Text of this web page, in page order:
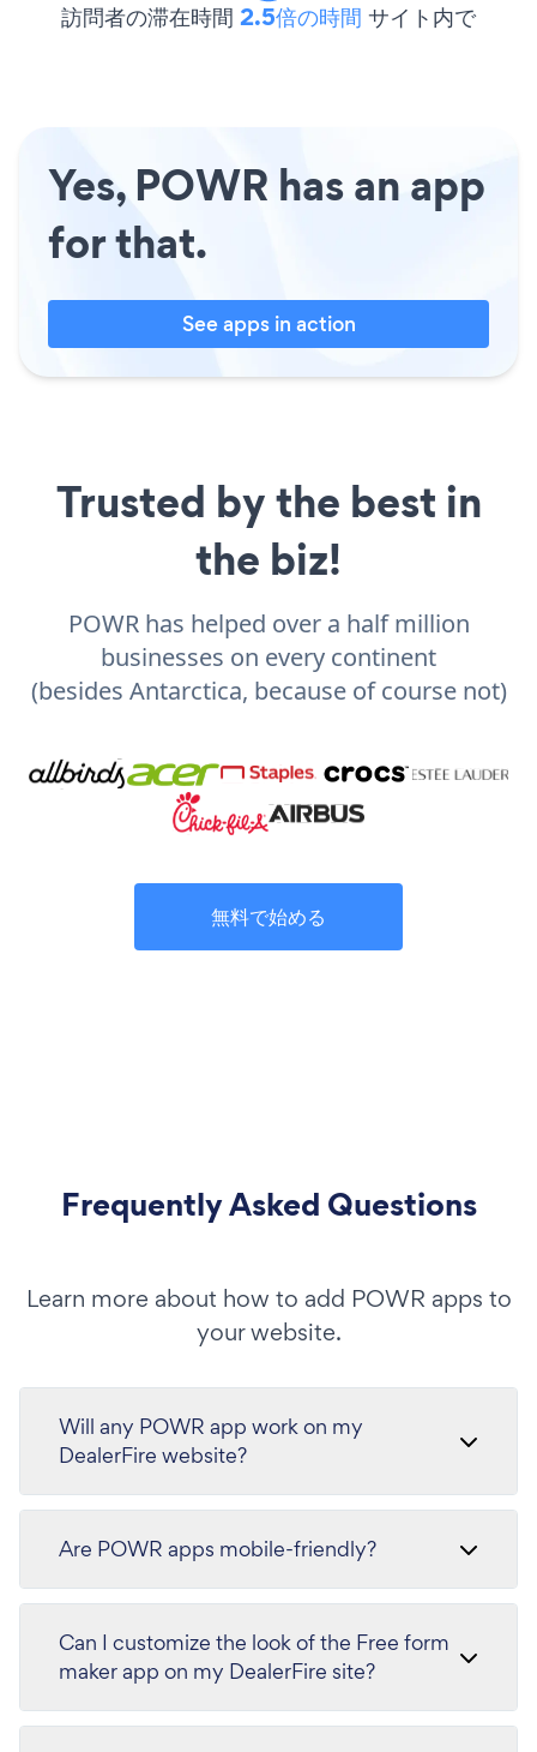
訪問者の滞在時間 2.5倍の時間 サイト内で
Yes, POWR has an app
for that.
See apps in action
Trusted by the best in
the biz!
POWR has helped over a half million
businesses on every continent
(besides Antarctica, because of course not)
無料で始める
Frequently Asked Questions
Learn more about how to add POWR apps to
your website.
Will any POWR app work on my
DealerFire website?
Are POWR apps mobile-friendly?
Can I customize the look of the Free form
maker app on my DealerFire site?